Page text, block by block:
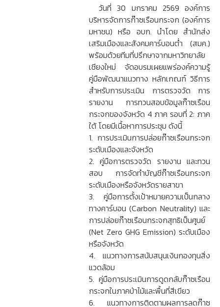
วันที่ 30 มกราคม 2569 องค์การ
บริหารจัดการก๊าซเรือนกระจก (องค์การ
มหาชน) หรือ อบก. นำโดย สำนักส่ง
เสริมเมืองและสังคมคาร์บอนต่ำ (สมค.)
พร้อมด้วยทีมที่ปรึกษาจากมหาวิทยาลัย
เชียงใหม่ จัดอบรมเผยแพร่องค์ความรู้
คู่มือพัฒนาแนวทาง หลักเกณฑ์ วิธีการ
สำหรับการประเมิน การตรวจวัด การ
รายงาน การทวนสอบข้อมูลก๊าซเรือน
กระจกของจังหวัด 4 ภาค รอบที่ 2: ภาค
ใต้ โดยมีเนื้อหาการประชุม ดังนี้
1. การประเมินการปล่อยก๊าซเรือนกระจก
ระดับเมืองและจังหวัด
2. คู่มือการตรวจวัด รายงาน และทวน
สอบ การจัดทำบัญชีก๊าซเรือนกระจก
ระดับเมืองหรือจังหวัดรายสาขา
3. คู่มือการตั้งเป้าหมายความเป็นกลาง
ทางคาร์บอน (Carbon Neutrality) และ
การปล่อยก๊าซเรือนกระจกสุทธิเป็นศูนย์
(Net Zero GHG Emission) ระดับเมือง
หรือจังหวัด
4. แนวทางการสนับสนุนเงินกองทุนสิ่ง
แวดล้อม
5. คู่มือการประเมินการดูดกลับก๊าซเรือน
กระจกในภาคป่าไม้และพื้นที่สีเขียว
6. แนวทางการติดตามผลการลดก๊าซ